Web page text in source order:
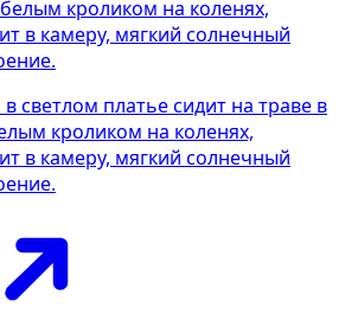
светлом платье сидит на траве в
кроликом на коленях,
в камеру, мягкий солнечный